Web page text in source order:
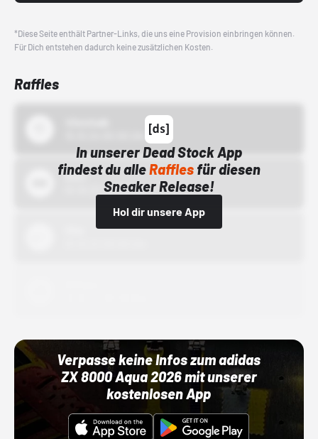
*Diese Seite enthält Partner-Links, die uns eine Provision einbringen können.
Für Dich entstehen dadurch keine zusätzlichen Kosten.
Raffles
In unserer Dead Stock App
findest du alleRafflesfür diesen
Sneaker Release!
Hol dir unsere App
Bstn
01.10.22 00:00 Uhr
Verpasse keine Infos zum adidas
ZX 8000 Aqua 2026 mit unserer
kostenlosen App